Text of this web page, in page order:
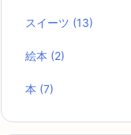
スイーツ (13)
絵本 (2)
本 (7)